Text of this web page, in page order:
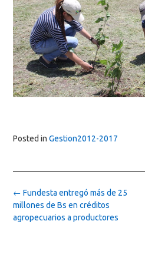
Posted in Gestion2012-2017
Post
navigation
← Fundesta entregó más de 25
millones de Bs en créditos
agropecuarios a productores